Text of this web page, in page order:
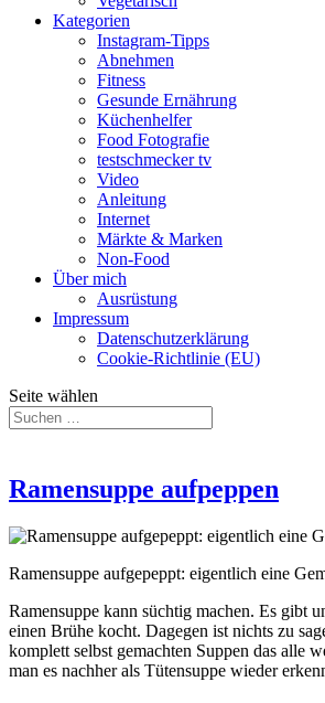
Kategorien
Instagram-Tipps
Abnehmen
Fitness
Gesunde Ernährung
Küchenhelfer
Food Fotografie
testschmecker tv
Video
Anleitung
Internet
Märkte & Marken
Non-Food
Über mich
Ausrüstung
Impressum
Datenschutzerklärung
Cookie-Richtlinie (EU)
Seite wählen
Ramensuppe aufpeppen
Ramensuppe aufgepeppt: eigentlich eine
Ramensuppe kann süchtig machen. Es gibt
einen Brühe kocht. Dagegen ist nichts zu
komplett selbst gemachten Suppen das alle
man es nachher als Tütensuppe wieder